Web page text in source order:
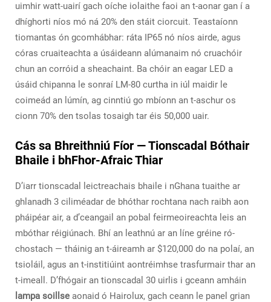
uimhir watt-uairí gach oíche iolaithe faoi an t-aonar gan í a
dhíghorti níos mó ná 20% den stáit ciorcuit. Teastaíonn
tiomantas ón gcomhábhar: ráta IP65 nó níos airde, agus
córas cruaiteachta a úsáideann alúmanaim nó cruachóir
chun an corróid a sheachaint. Ba chóir an eagar LED a
úsáid chipanna le sonraí LM-80 curtha in iúl maidir le
coimeád an lúmín, ag cinntiú go mbíonn an t-aschur os
cionn 70% den tsolas tosaigh tar éis 50,000 uair.
Cás sa Bhreithniú Fíor — Tionscadal Bóthair
Bhaile i bhFhor-Afraic Thiar
D’iarr tionscadal leictreachais bhaile i nGhana tuaithe ar
ghlanadh 3 ciliméadar de bhóthar rochtana nach raibh aon
pháipéar air, a d’ceangail an pobal feirmeoireachta leis an
mbóthar réigiúnach. Bhí an leathnú ar an líne gréine ró-
chostach — tháinig an t-áireamh ar $120,000 do na polaí, an
tsioláil, agus an t-institiúint aontréimhse trasfurmair thar an
t-imeall. D’fhógair an tionscadal 30 uirlis i gceann amháin
lampa soillse aonaid ó Hairolux, gach ceann le panel grian